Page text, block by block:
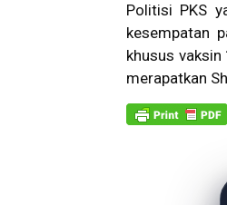
Politisi PKS
kesempatan
khusus
merapatkan